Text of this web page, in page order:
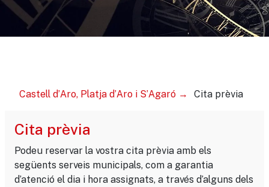
Castell d’Aro, Platja d’Aro i S’Agaró Cita prèvia
Cita prèvia
Podeu reservar la vostra cita prèvia amb els
següents serveis municipals, com a garantia
d’atenció el dia i hora assignats, a través d’alguns dels